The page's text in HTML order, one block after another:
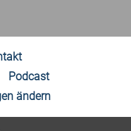
Podcast
ändern